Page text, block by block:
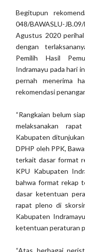
Begitupun
048/BAWASLU-
Agustus 2020
dengan
Pemilih Hasil
Indramayu pada hari
pernah menerima
rekomendasi
“Rangkaian belum
melaksanakan
Kabupaten
DPHP oleh PPK,
terkait dasar format
KPU Kabupaten
bahwa format rekap
dasar ketentuan
rapat pleno di
Kabupaten
ketentuan peraturan
“Atas berbagai